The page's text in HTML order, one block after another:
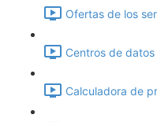
Ofertas de los
Centros de
Calculadora de